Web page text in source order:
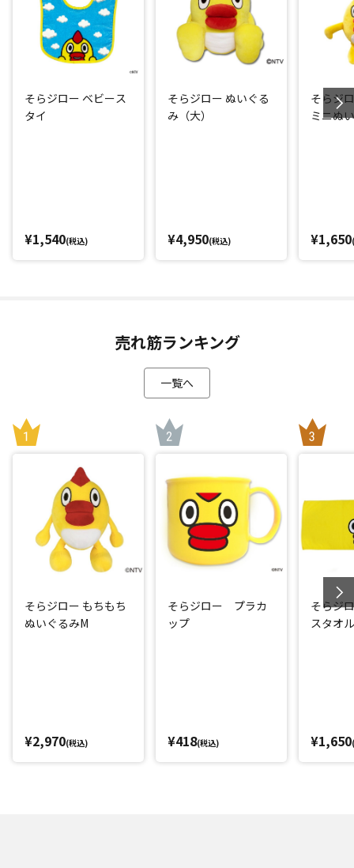
そらジロー ベビース
タイ
¥1,540(税込)
そらジロー ぬいぐる
み（大）
¥4,950(税込)
そらジ
ミニぬ
¥1,650
売れ筋ランキング
一覧へ
そらジロー もちもち
ぬいぐるみM
¥2,970(税込)
そらジロー プラカ
ップ
¥418(税込)
そらジ
スタオ
¥1,650